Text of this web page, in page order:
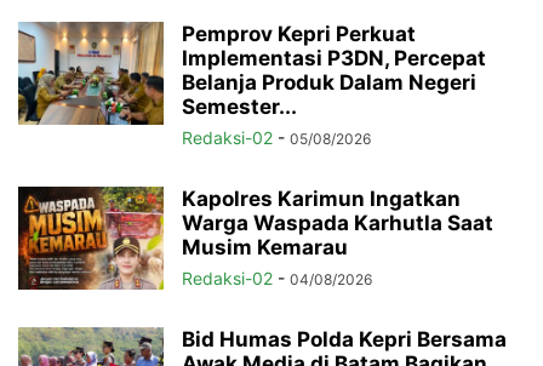
Pemprov Kepri Perkuat
Implementasi P3DN, Percepat
Belanja Produk Dalam Negeri
Semester...
Redaksi-02 - 05/08/2026
Kapolres Karimun Ingatkan
Warga Waspada Karhutla Saat
Musim Kemarau
Redaksi-02 - 04/08/2026
Bid Humas Polda Kepri Bersama